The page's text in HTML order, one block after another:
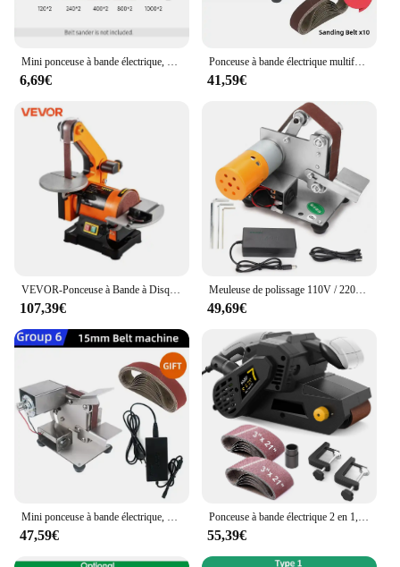
6,69€
Ponceuse à bande électrique multifonctionnelle, bricolage, polissage, meulage, coupe, bords, affûteur, mini machine, affûteur de couteaux
41,59€
107,39€
Meuleuse de polissage 110V / 220V Mini ponceuse électrique Set Affûteur de bord de couteau Meuleuse multifonctionnelle 7 Vitesse Réglable Outil de meulage Accessoires
49,69€
Mini ponceuse à bande électrique, polisseuse, rectifieuse, affû70.de bords de coupe, 7 vitesses réglables, 220V, 110V
47,59€
Ponceuse à bande électrique 2 en 1, 750W, vitesse variable, aspirateur, adaptateur, ponceuse à bande, rectifieuse
55,39€